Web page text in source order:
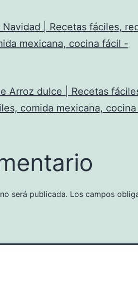
| Recetas fáciles,
mexicana, cocina fácil -
Arroz dulce | Recetas
comida mexicana,
será publicada. Los campos